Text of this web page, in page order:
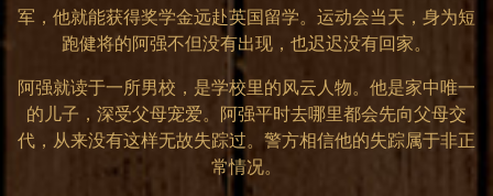
军，他就能获得奖学金远赴英国留学。运动会当天，身为短
跑健将的阿强不但没有出现，也迟迟没有回家。
阿强就读于一所男校，是学校里的风云人物。他是家中唯一
的儿子，深受父母宠爱。阿强平时去哪里都会先向父母交
代，从来没有这样无故失踪过。警方相信他的失踪属于非正
常情况。